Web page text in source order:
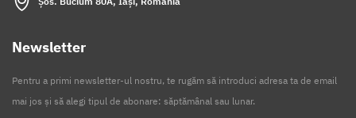
Newsletter
Pentru a primi newsletter-ul nostru, te rugăm să introduci adresa ta de email
mai jos și să alegi tipul de abonare: săptămânal sau lunar.